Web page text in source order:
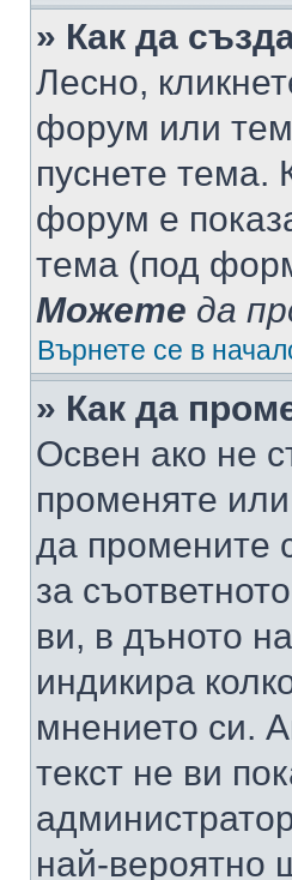
» Как да
Лесно,
форум или
пуснете тема.
форум е
тема (под
Можете да
Върнете се в
» Как да
Освен ако не
променяте
да промените
за
ви, в дъното
индикира
мнението си.
текст не ви
най-вероятно